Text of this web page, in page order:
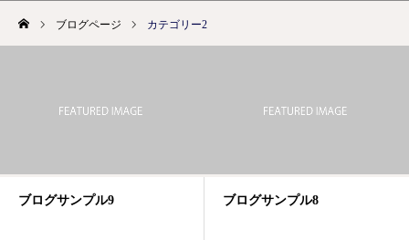
ブログページ カテゴリー2
ブログサンプル9 ブログサンプル8
ホーム